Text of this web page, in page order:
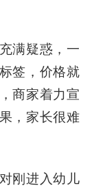
满疑惑，一
签，价格就
商家着力宣
，家长很难
刚进入幼儿